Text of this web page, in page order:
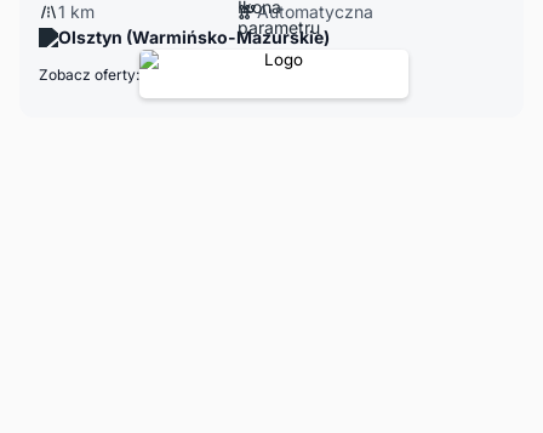
1 km
Automatyczna
Olsztyn (Warmińsko-Mazurskie)
Zobacz oferty: